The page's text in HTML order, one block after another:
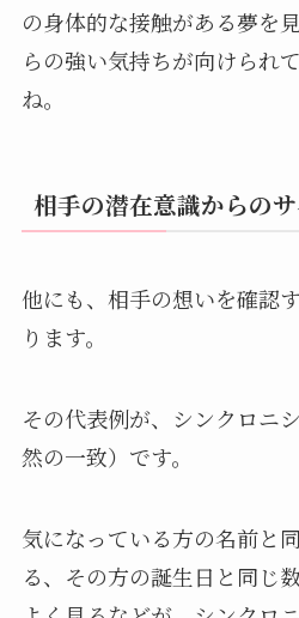
の身体的な接触がある夢を
らの強い気持ちが向けられ
ね。
相手の潜在意識からの
他にも、相手の想いを確認
ります。
その代表例が、シンクロニ
然の一致）です。
気になっている方の名前と
る、その方の誕生日と同じ